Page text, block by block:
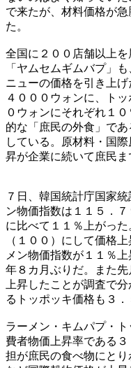
で来たが、材料価格が
た。
全国に２００店舗以上
「ヤムセムギムバプ」
ニューの価格を引き上
４０００ウォンに、ト
０ウォンにそれぞれ１
的な「庶民の外食」で
している。原材料・国
昇が企業に続いて庶民ま
７日、韓国統計庁国家
ン物価指数は１１５．
に比べて１１％上がっ
（１００）にして価格
メン物価指数が１１％
年８カ月ぶりだ。また
上昇したことが調査で
るトッポッキ価格も３．
ラーメン・キムパプ・
費者物価上昇率である
担が庶民の食べ物にと